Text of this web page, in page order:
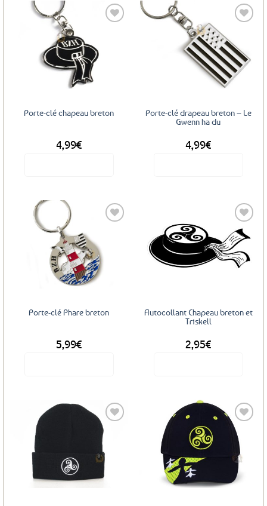
Porte-clé chapeau breton
4,99€
Ajouter
aux
favoris
Porte-clé drapeau breton – Le
Gwenn ha du
4,99€
Ajouter
favoris
Porte-clé Phare breton
5,99€
Ajouter
aux
favoris
Autocollant Chapeau breton et
Triskell
2,95€
favoris
Ajouter
aux
favoris